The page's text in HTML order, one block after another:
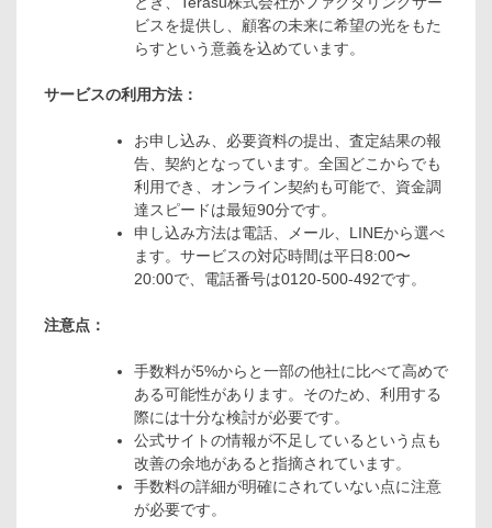
ビスを提供し、顧客の未来に希望の光をもた
らすという意義を込めています。
サービスの利用方法：
お申し込み、必要資料の提出、査定結果の報
告、契約となっています。全国どこからでも
利用でき、オンライン契約も可能で、資金調
達スピードは最短90分です。
申し込み方法は電話、メール、LINEから選べ
ます。サービスの対応時間は平日8:00〜
20:00で、電話番号は0120-500-492です。
注意点：
手数料が5%からと一部の他社に比べて高めで
ある可能性があります。そのため、利用する
際には十分な検討が必要です。
公式サイトの情報が不足しているという点も
改善の余地があると指摘されています。
手数料の詳細が明確にされていない点に注意
が必要です。